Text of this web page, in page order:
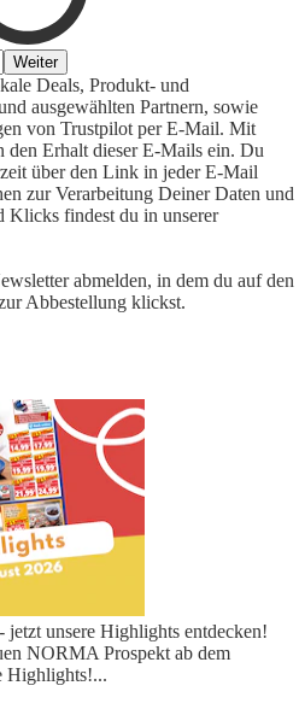
Weiter
Deals, Produkt- und
ausgewählten Partnern, sowie
von Trustpilot per E-Mail. Mit
Erhalt dieser E-Mails ein. Du
über den Link in jeder E-Mail
zur Verarbeitung Deiner Daten und
Klicks findest du in unserer
abmelden, in dem du auf den
Abbestellung klickst.
unsere Highlights entdecken!
NORMA Prospekt ab dem
Highlights!...